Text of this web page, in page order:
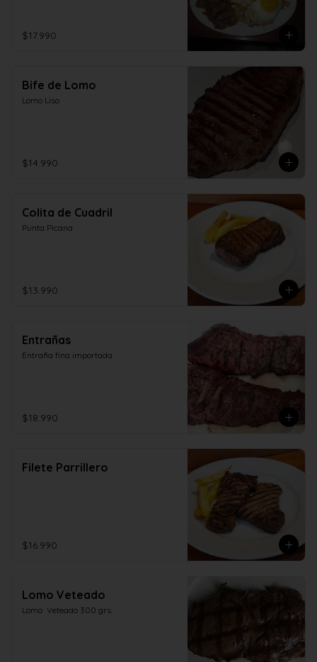
$17.990
Bife de Lomo
Lomo Liso
$14.990
Colita de Cuadril
Punta Picana
$13.990
Entrañas
Entraña fina importada
$18.990
Filete Parrillero
$16.990
Lomo Veteado
Lomo  Veteado 300 grs.